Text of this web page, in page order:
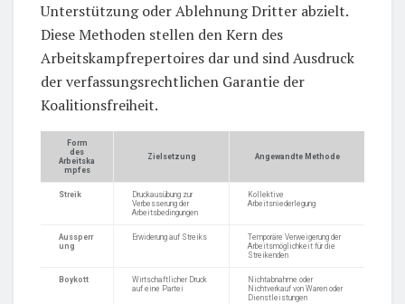
Unterstützung oder Ablehnung Dritter abzielt.
Diese Methoden stellen den Kern des
Arbeitskampfrepertoires dar und sind Ausdruck
der verfassungsrechtlichen Garantie der
Koalitionsfreiheit.
Form
des
Arbeitska
mpfes
Zielsetzung Angewandte Methode
Streik
Druckausübung zur
Verbesserung der
Arbeitsbedingungen
Kollektive
Arbeitsniederlegung
Aussperr
ung
Erwiderung auf Streiks
Temporäre Verweigerung der
Arbeitsmöglichkeit für die
Streikenden
Boykott
Wirtschaftlicher Druck
auf eine Partei
Nichtabnahme oder
Nichtverkauf von Waren oder
Dienstleistungen